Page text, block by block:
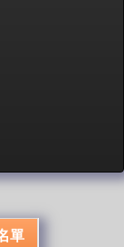
單